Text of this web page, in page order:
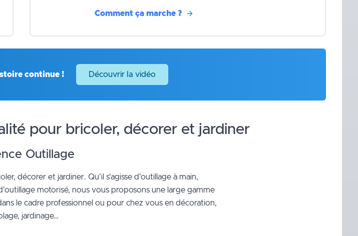
Comment ça marche ?
continue ! Découvrir la vidéo
pour bricoler, décorer et jardiner
Outillage
décorer et jardiner. Qu'il s'agisse d'outillage à main,
motorisé, nous vous proposons une large gamme
le cadre professionnel ou pour chez vous en décoration,
jardinage…